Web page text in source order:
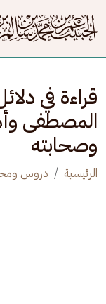
قراءة في
المصطفى
وصحابته
الرئيسية دروس